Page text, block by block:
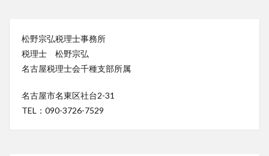
松野宗弘税理士事務所
税理士 松野宗弘
名古屋税理士会千種支部所属
名古屋市名東区社台2-31
TEL：090-3726-7529